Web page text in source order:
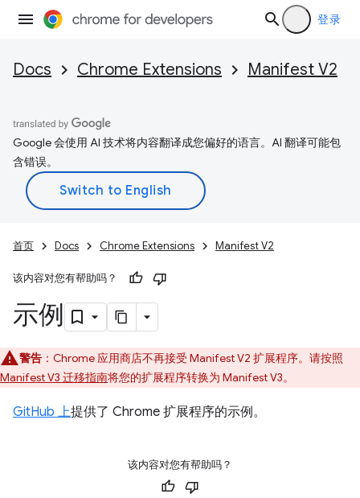
登录
Docs Chrome Extensions Manifest V2
Google 会使用 AI 技术将内容翻译成您偏好的语言。AI 翻译可能包
含错误。
首页 Docs Chrome Extensions Manifest V2
该内容对您有帮助吗？
示例
警告 ：Chrome 应用商店不再接受 Manifest V2 扩展程序。请按照
Manifest V3 迁移指南将您的扩展程序转换为 Manifest V3。
GitHub 上提供了 Chrome 扩展程序的示例。
该内容对您有帮助吗？